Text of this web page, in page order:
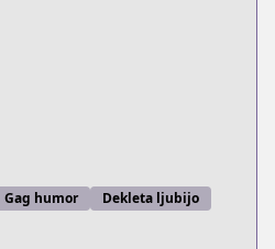
Gag humor
Dekleta ljubijo